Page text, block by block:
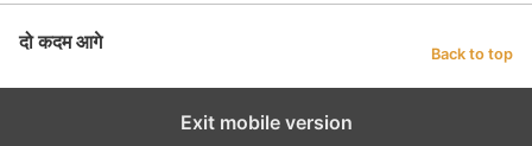
दो कदम आगे Back to top
Exit mobile version